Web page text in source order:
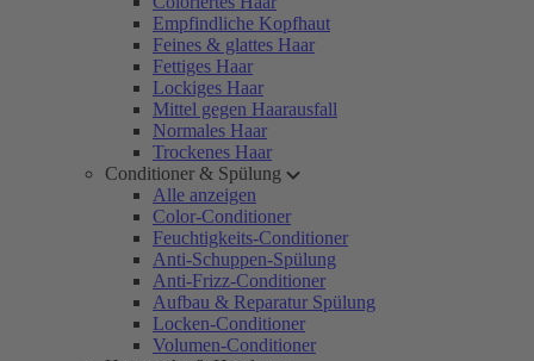
Empfindliche Kopfhaut
Feines & glattes Haar
Fettiges Haar
Lockiges Haar
Mittel gegen Haarausfall
Normales Haar
Trockenes Haar
Conditioner & Spülung
Alle anzeigen
Color-Conditioner
Feuchtigkeits-Conditioner
Anti-Schuppen-Spülung
Anti-Frizz-Conditioner
Aufbau & Reparatur Spülung
Locken-Conditioner
Volumen-Conditioner